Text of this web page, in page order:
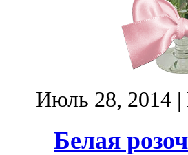
Июль 28, 2014 |
Белая